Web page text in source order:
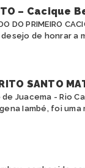
–
DO PRIMEIRO
desejo de honrar
SANTO
Juacema - Rio
Iambé, foi